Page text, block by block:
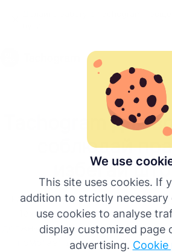
We use
This site uses cookies. If
addition to strictly necessary
use cookies to analyse
display customized page
advertising. Cookie
Français
Italiano
Tachogram для
соблюдай
избегай
Работа водителя и без того
Тахограф, проверки и подсчет
должны создавать
помогает держать всё под